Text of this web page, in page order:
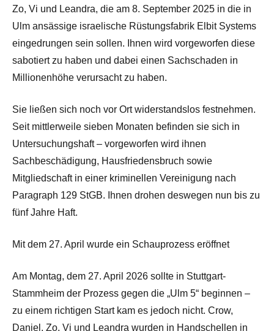
Zo, Vi und Leandra, die am 8. September 2025 in die in
Ulm ansässige israelische Rüstungsfabrik Elbit Systems
eingedrungen sein sollen. Ihnen wird vorgeworfen diese
sabotiert zu haben und dabei einen Sachschaden in
Millionenhöhe verursacht zu haben.
Sie ließen sich noch vor Ort widerstandslos festnehmen.
Seit mittlerweile sieben Monaten befinden sie sich in
Untersuchungshaft – vorgeworfen wird ihnen
Sachbeschädigung, Hausfriedensbruch sowie
Mitgliedschaft in einer kriminellen Vereinigung nach
Paragraph 129 StGB. Ihnen drohen deswegen nun bis zu
fünf Jahre Haft.
Mit dem 27. April wurde ein Schauprozess eröffnet
Am Montag, dem 27. April 2026 sollte in Stuttgart-
Stammheim der Prozess gegen die „Ulm 5“ beginnen –
zu einem richtigen Start kam es jedoch nicht. Crow,
Daniel, Zo, Vi und Leandra wurden in Handschellen in